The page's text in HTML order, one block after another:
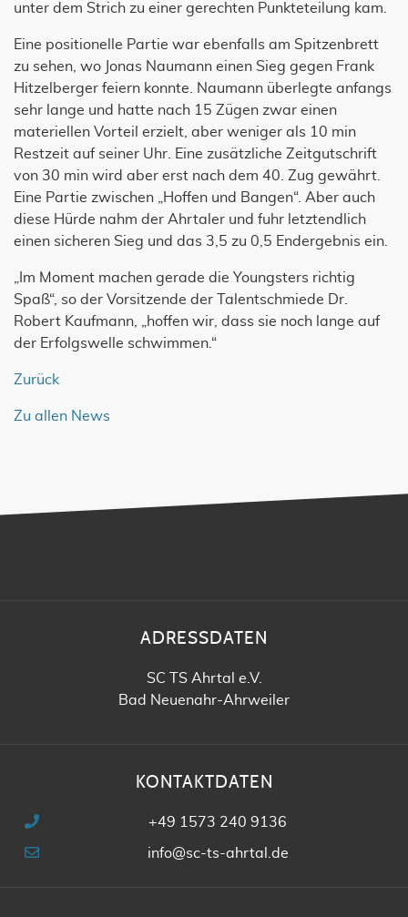
unter dem Strich zu einer gerechten Punkteteilung kam.
Eine positionelle Partie war ebenfalls am Spitzenbrett
zu sehen, wo Jonas Naumann einen Sieg gegen Frank
Hitzelberger feiern konnte. Naumann überlegte anfangs
sehr lange und hatte nach 15 Zügen zwar einen
materiellen Vorteil erzielt, aber weniger als 10 min
Restzeit auf seiner Uhr. Eine zusätzliche Zeitgutschrift
von 30 min wird aber erst nach dem 40. Zug gewährt.
Eine Partie zwischen „Hoffen und Bangen“. Aber auch
diese Hürde nahm der Ahrtaler und fuhr letztendlich
einen sicheren Sieg und das 3,5 zu 0,5 Endergebnis ein.
„Im Moment machen gerade die Youngsters richtig
Spaß“, so der Vorsitzende der Talentschmiede Dr.
Robert Kaufmann, „hoffen wir, dass sie noch lange auf
der Erfolgswelle schwimmen.“
Zurück
Zu allen News
ADRESSDATEN
SC TS Ahrtal e.V.
Bad Neuenahr-Ahrweiler
KONTAKTDATEN
+49 1573 240 9136
info@sc-ts-ahrtal.de